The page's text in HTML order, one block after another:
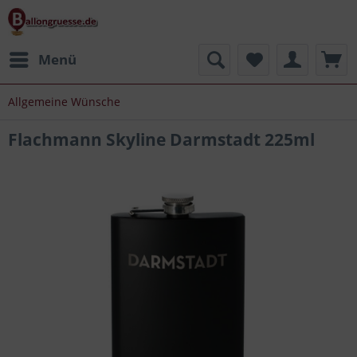
Menü
Allgemeine Wünsche
Flachmann Skyline Darmstadt 225ml